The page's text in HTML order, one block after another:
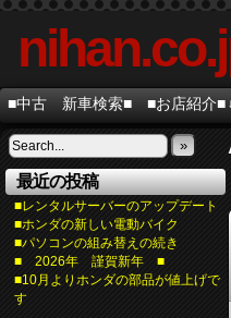
■中古 新車検索■ ■お店紹介■ ↓
»
最近の投稿
■レンタルサーバーのアップデート
■ホンダの新しい電動バイク
■パソコンの組み替えの続き
■ 2026年 謹賀新年 ■
■10月よりホンダの部品が値上げで
す